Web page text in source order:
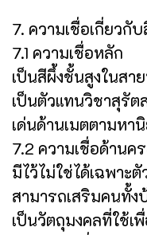
7. ความเชื่อเกี่ยวกั
7.1 ความเชื่อหลัก
เป็นสีผึ้งชั้นสูงในสา
เป็นตัวแทนวิชาสุรัต
เด่นด้านเมตตามห
7.2 ความเชื่อด้านค
มีไว้ไม่ใช่ได้เฉพาะตั
สามารถเสริมคนทั้ง
เป็นวัตถุมงคลที่ใช้เ